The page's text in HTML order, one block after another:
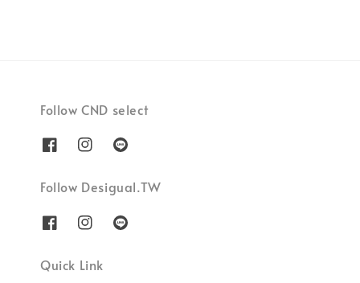
Follow CND select
Follow Desigual.TW
Quick Link